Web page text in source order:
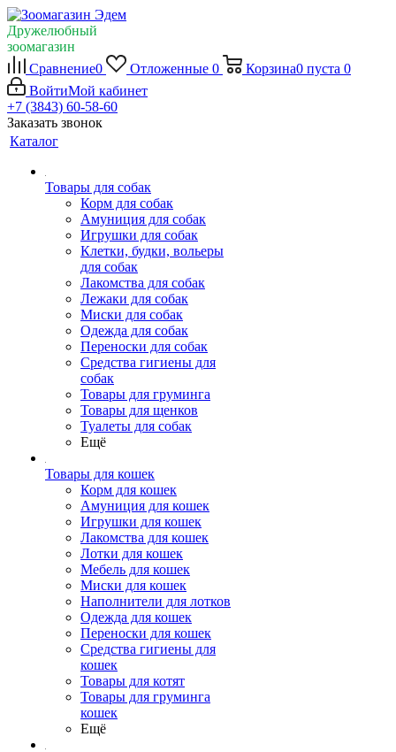
Дружелюбный
зоомагазин
Сравнение0 Отложенные 0 Корзина0 пуста 0
ВойтиМой кабинет
+7 (3843) 60-58-60
Заказать звонок
Каталог
Товары для собак
Корм для собак
Амуниция для собак
Игрушки для собак
Клетки, будки, вольеры
для собак
Лакомства для собак
Лежаки для собак
Миски для собак
Одежда для собак
Переноски для собак
Средства гигиены для
собак
Товары для груминга
Товары для щенков
Туалеты для собак
Ещё
Товары для кошек
Корм для кошек
Амуниция для кошек
Игрушки для кошек
Лакомства для кошек
Лотки для кошек
Мебель для кошек
Миски для кошек
Наполнители для лотков
Одежда для кошек
Переноски для кошек
Средства гигиены для
кошек
Товары для котят
Товары для груминга
кошек
Ещё